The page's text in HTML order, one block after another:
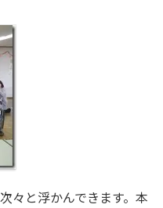
々と浮かんできます。本